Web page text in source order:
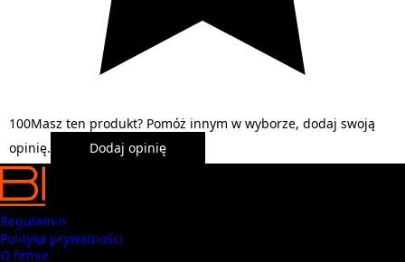
100Masz ten produkt? Pomóż innym w wyborze, dodaj swoją
opinię.
Dodaj opinię
Regulamin
Polityka prywatności
O firmie